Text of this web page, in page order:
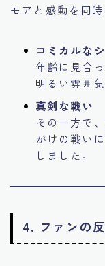
モアと感動を同
コミカルな
年齢に見合
明るい雰囲
真剣な戦い
その一方で
がけの戦い
しました。
4. ファンの